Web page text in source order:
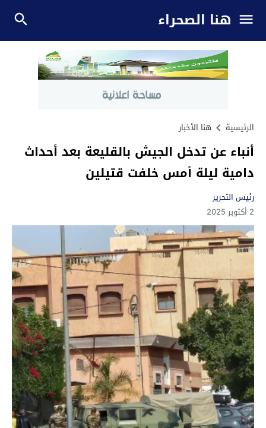
هنا الصحراء
الرئيسية هنا الأخبار
أنباء عن تدخل الجيش بالقليعة بعد أحداث
دامية ليلة أمس خلفت قتيلين
رئيس التحرير
2 أكتوبر 2025